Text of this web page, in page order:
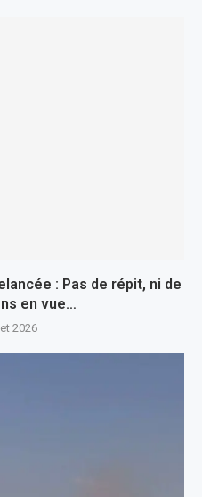
: Pas de répit, ni de
en vue…
2026